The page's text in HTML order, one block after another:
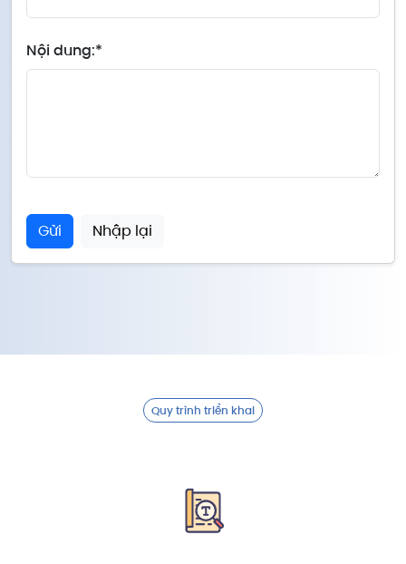
Nội dung:*
Gửi Nhập lại
Quy trình triển khai